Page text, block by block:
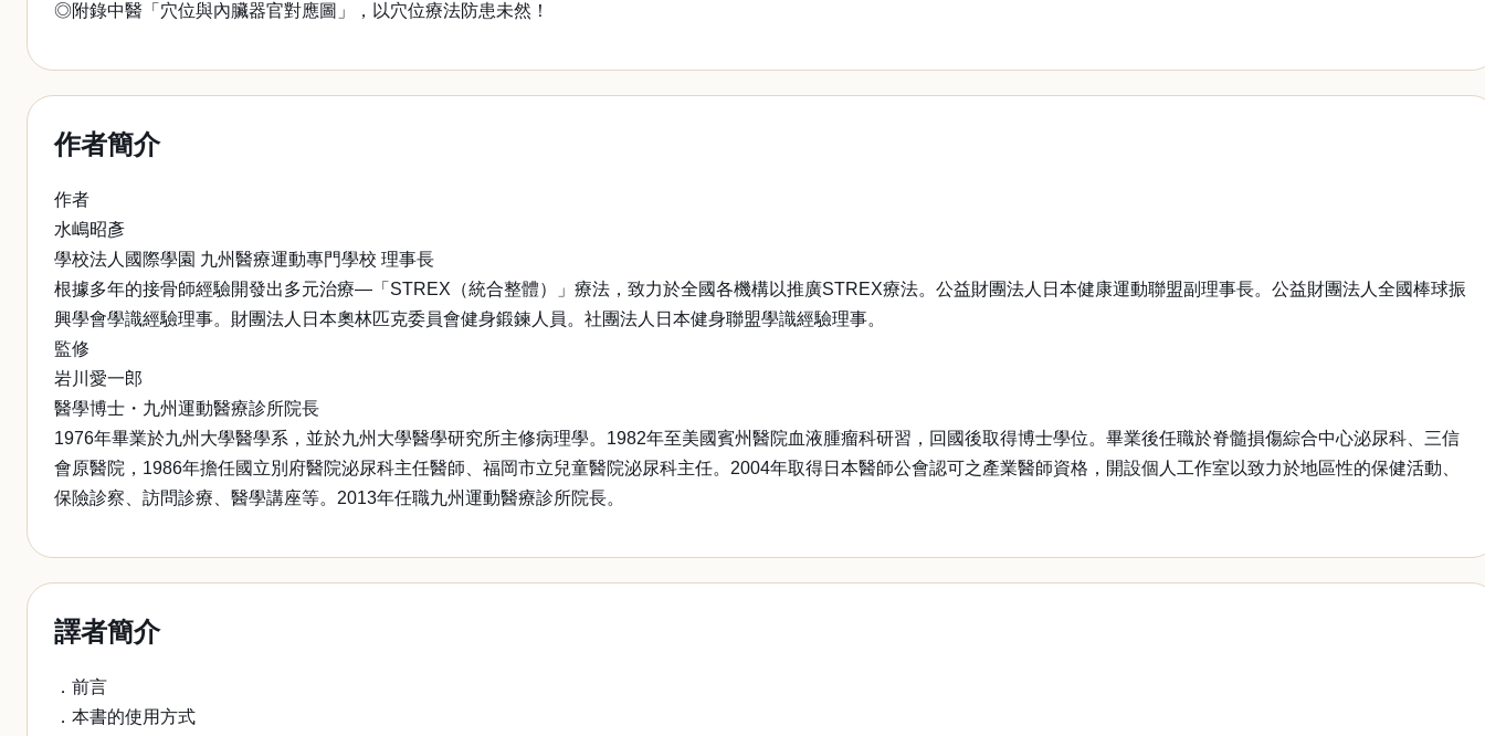
◎附錄中醫「穴位與內臟器官對應圖」，以穴位療法防患未然！
作者簡介
作者
水嶋昭彥
學校法人國際學園 九州醫療運動專門學校 理事長
根據多年的接骨師經驗開發出多元治療—「STREX（統合整體）」療法，致力於全國各機構以推廣STREX療法。公益財團法人日本健康運動聯盟副理事長。公益財團法人全國棒球振
興學會學識經驗理事。財團法人日本奧林匹克委員會健身鍛鍊人員。社團法人日本健身聯盟學識經驗理事。
監修
岩川愛一郎
醫學博士・九州運動醫療診所院長
1976年畢業於九州大學醫學系，並於九州大學醫學研究所主修病理學。1982年至美國賓州醫院血液腫瘤科研習，回國後取得博士學位。畢業後任職於脊髓損傷綜合中心泌尿科、三信
會原醫院，1986年擔任國立別府醫院泌尿科主任醫師、福岡市立兒童醫院泌尿科主任。2004年取得日本醫師公會認可之產業醫師資格，開設個人工作室以致力於地區性的保健活動、
保險診察、訪問診療、醫學講座等。2013年任職九州運動醫療診所院長。
譯者簡介
．前言
．本書的使用方式